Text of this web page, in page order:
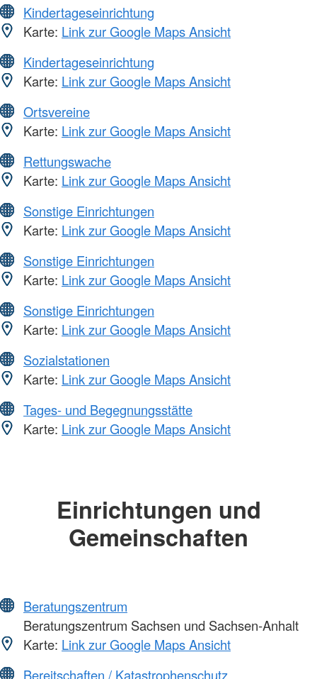
Kindertageseinrichtung
Karte: Link zur Google Maps Ansicht
Kindertageseinrichtung
Karte: Link zur Google Maps Ansicht
Ortsvereine
Karte: Link zur Google Maps Ansicht
Rettungswache
Karte: Link zur Google Maps Ansicht
Sonstige Einrichtungen
Karte: Link zur Google Maps Ansicht
Sonstige Einrichtungen
Karte: Link zur Google Maps Ansicht
Sonstige Einrichtungen
Karte: Link zur Google Maps Ansicht
Sozialstationen
Karte: Link zur Google Maps Ansicht
Tages- und Begegnungsstätte
Karte: Link zur Google Maps Ansicht
Einrichtungen und
Gemeinschaften
Beratungszentrum
Beratungszentrum Sachsen und Sachsen-Anhalt
Karte: Link zur Google Maps Ansicht
Bereitschaften / Katastrophenschutz